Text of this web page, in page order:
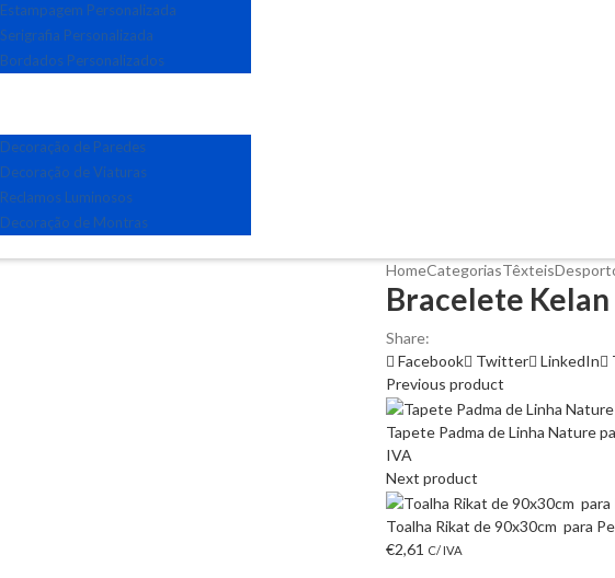
Estampagem Personalizada
Serigrafia Personalizada
Bordados Personalizados
Decoração de Paredes
Decoração de Viaturas
Reclamos Luminosos
Decoração de Montras
HomeCategoriasTêxteis
Bracelete
Share:
Facebook
Twitter LinkedIn
Previous product
Tapete Padma de Linha Nature
IVA
Next product
Toalha Rikat de 90x30cm para
€2,61 C/ IVA